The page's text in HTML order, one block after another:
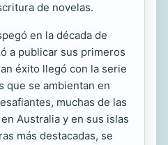
de novelas.
en la década de
a publicar sus primeros
éxito llegó con la serie
que se ambientan en
muchas de las
Australia y en sus islas
más destacadas, se